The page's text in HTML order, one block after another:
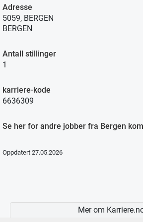
Adresse
5059, BERGEN
BERGEN
Antall stillinger
1
karriere-kode
6636309
Se her for andre jobber fra Bergen
Oppdatert 27.05.2026
Mer om